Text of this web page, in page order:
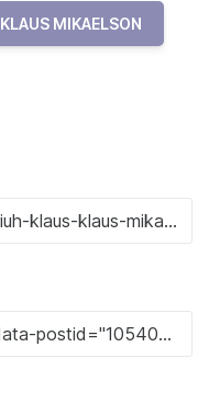
KLAUS MIKAELSON